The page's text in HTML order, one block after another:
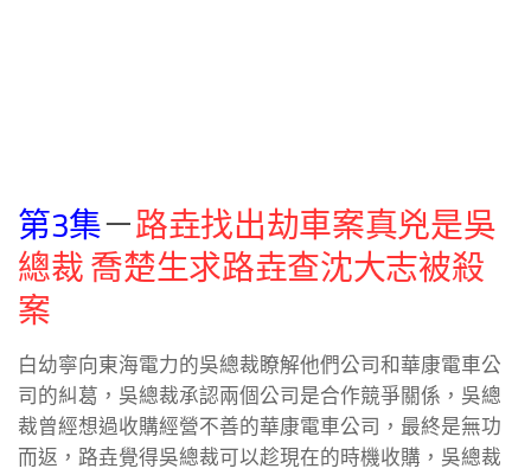
第3集－路垚找出劫車案真兇是吳
總裁 喬楚生求路垚查沈大志被殺
案
白幼寧向東海電力的吳總裁瞭解他們公司和華康電車公
司的糾葛，吳總裁承認兩個公司是合作競爭關係，吳總
裁曾經想過收購經營不善的華康電車公司，最終是無功
而返，路垚覺得吳總裁可以趁現在的時機收購，吳總裁